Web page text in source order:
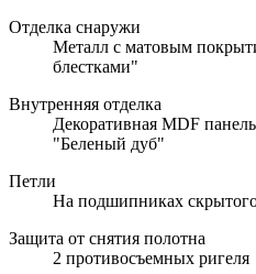
Отделка снаружи
Металл с матовым
блестками"
Внутренняя отделка
Декоративная MDF
"Беленый дуб"
Петли
На подшипниках
Защита от снятия полотна
2 противосъемных ригеля